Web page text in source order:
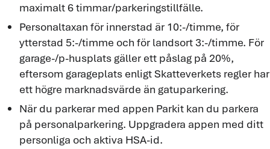
maximalt 6 timmar/parkeringstillfälle.
Personaltaxan för innerstad är 10:-/timme, för
ytterstad 5:-/timme och för landsort 3:-/timme. För
garage-/p-husplats gäller ett påslag på 20%,
eftersom garageplats enligt Skatteverkets regler har
ett högre marknadsvärde än gatuparkering.
När du parkerar med appen Parkit kan du parkera
på personalparkering. Uppgradera appen med ditt
personliga och aktiva HSA-id.